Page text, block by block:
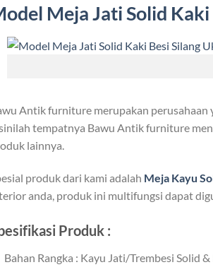
Meja Jati Solid Kaki
Antik furniture merupakan perusahaan
tempatnya Bawu Antik furniture
lainnya.
produk dari kami adalah Meja Kayu S
anda, produk ini multifungsi dapat
Produk :
Bahan Rangka : Kayu Jati/Trembesi Solid &